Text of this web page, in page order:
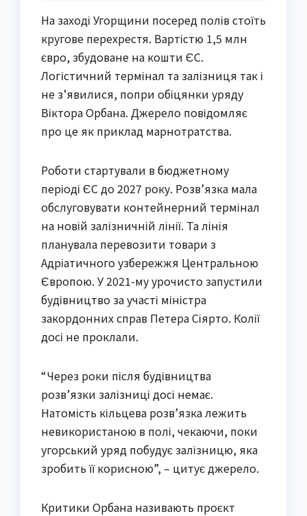
На заході Угорщини посеред полів стоїть
кругове перехрестя. Вартістю 1,5 млн
євро, збудоване на кошти ЄС.
Логістичний термінал та залізниця так і
не з’явилися, попри обіцянки уряду
Віктора Орбана. Джерело повідомляє
про це як приклад марнотратства.
Роботи стартували в бюджетному
періоді ЄС до 2027 року. Розв’язка мала
обслуговувати контейнерний термінал
на новій залізничній лінії. Та лінія
планувала перевозити товари з
Адріатичного узбережжя Центральною
Європою. У 2021-му урочисто запустили
будівництво за участі міністра
закордонних справ Петера Сіярто. Колії
досі не проклали.
“Через роки після будівництва
розв’язки залізниці досі немає.
Натомість кільцева розв’язка лежить
невикористаною в полі, чекаючи, поки
угорський уряд побудує залізницю, яка
зробить її корисною”, – цитує джерело.
Критики Орбана називають проєкт